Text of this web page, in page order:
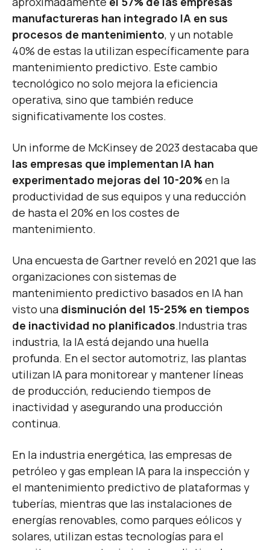
manufactureras han integrado IA en sus
procesos de mantenimiento, y un notable
40% de estas la utilizan específicamente para
mantenimiento predictivo. Este cambio
tecnológico no solo mejora la eficiencia
operativa, sino que también reduce
significativamente los costes.
Un informe de McKinsey de 2023 destacaba que
las empresas que implementan IA han
experimentado mejoras del 10-20%en la
productividad de sus equipos y una reducción
de hasta el 20% en los costes de
mantenimiento.
Una encuesta de Gartner reveló en 2021 que las
organizaciones con sistemas de
mantenimiento predictivo basados en IA han
visto una disminución del 15-25% en tiempos
de inactividad no planificados.Industria tras
industria, la IA está dejando una huella
profunda. En el sector automotriz, las plantas
utilizan IA para monitorear y mantener líneas
de producción, reduciendo tiempos de
inactividad y asegurando una producción
continua.
En la industria energética, las empresas de
petróleo y gas emplean IA para la inspección y
el mantenimiento predictivo de plataformas y
tuberías, mientras que las instalaciones de
energías renovables, como parques eólicos y
solares, utilizan estas tecnologías para el